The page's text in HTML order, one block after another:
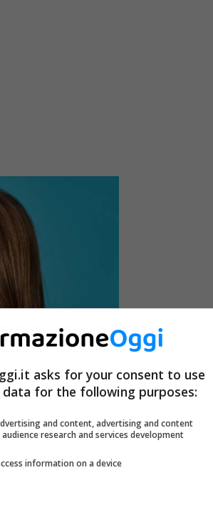
asks for your consent to use
data for the following purposes:
and content, advertising and content
research and services development
information on a device